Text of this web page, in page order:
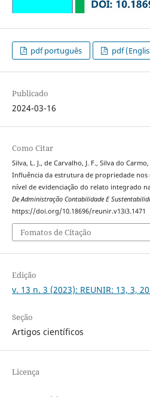
pdf português pdf
Publicado
2024-03-16
Como Citar
Silva, L. J., de Carvalho, J. F., Silva do
Influência da estrutura de propriedade
nível de evidenciação do relato integrado
De Administração Contabilidade E
https://doi.org/10.18696/reunir.v13i3.1471
Fomatos de Citação
Edição
v. 13 n. 3 (2023): REUNIR: 13, 3,
Seção
Artigos científicos
Licença